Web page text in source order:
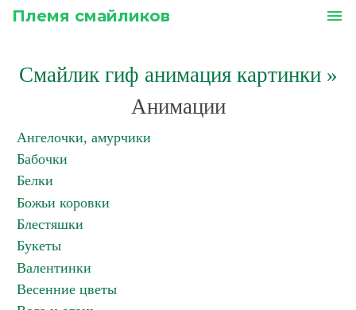
Племя смайликов menu
Смайлик гиф анимация картинки»
Анимации
Ангелочки, амурчики
Бабочки
Белки
Божьи коровки
Блестяшки
Букеты
Валентинки
Весенние цветы